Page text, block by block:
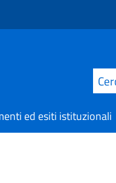
Cerca
ed esiti istituzionali